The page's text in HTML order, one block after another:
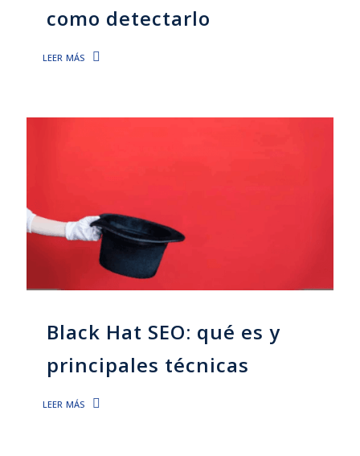
como detectarlo
leer más
Black Hat SEO: qué es y
principales técnicas
leer más